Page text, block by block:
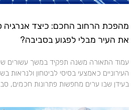
מהפכת הרחוב החכם: כיצד אנרגיה
את העיר מבלי לפגוע בסביבה?
עמוד התאורה משנה תפקיד במשך עשורים
העירוניים כאמצעי בסיסי לביטחון ולנראות
בעידן שבו ערים מחפשות פתרונות חכמים,